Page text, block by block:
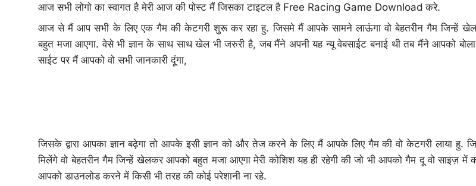
आज सभी लोगो का स्वागत है मेरी आज की पोस्ट मैं जिसका टाइटल है Free Racing Game Download करे.
आज से मैं आप सभी के लिए एक गैम की केटगरी शुरू कर रहा हु. जिसमे मैं आपके सामने लाऊंगा वो बेहतरीन गैम जिन्हें
बहुत मजा आएगा. वेसे भी ज्ञान के साथ साथ खेल भी जरुरी है, जब मैंने अपनी यह न्यू वेबसाईट बनाई थी तब मैंने आपको
साईट पर मैं आपको वो सभी जानकारी दूंगा,
जिसके द्वारा आपका ज्ञान बढ़ेगा तो आपके इसी ज्ञान को और तेज करने के लिए मैं आपके लिए गैम की वो केटगरी लाया हु.
मिलेंगे वो बेहतरीन गैम जिन्हें खेलकर आपको बहुत मजा आएगा मेरी कोशिश यह ही रहेगी की जो भी आपको गैम दू वो साइज़ में
आपको डाउनलोड करने में किसी भी तरह की कोई परेशानी ना रहे.